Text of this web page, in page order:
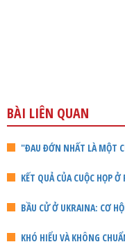
BÀI LIÊN QUAN
"ĐAU ĐỚN NHẤT LÀ MỘT
KẾT QUẢ CỦA CUỘC HỌP
BẦU CỬ Ở UKRAINA: CƠ
KHÓ HIỂU VÀ KHÔNG